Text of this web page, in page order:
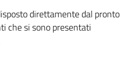
direttamente dal pronto
che si sono presentati